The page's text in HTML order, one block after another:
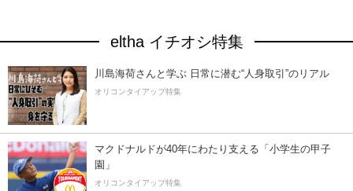
eltha イチオシ特集
川島海荷さんと学ぶ 日常に潜む“人身取引”のリアル
オリコンタイアップ特集
マクドナルドが40年にわたり支える「小学生の甲子
園」
オリコンタイアップ特集